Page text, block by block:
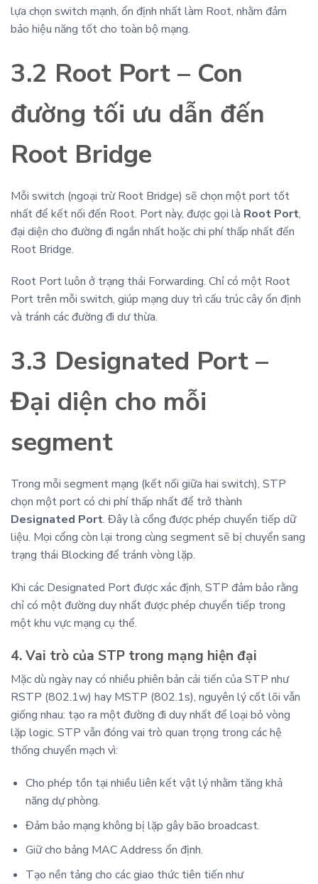
lựa chọn switch mạnh, ổn định nhất làm Root, nhằm đảm
bảo hiệu năng tốt cho toàn bộ mạng.
3.2 Root Port – Con
đường tối ưu dẫn đến
Root Bridge
Mỗi switch (ngoại trừ Root Bridge) sẽ chọn một port tốt
nhất để kết nối đến Root. Port này, được gọi là Root Port,
đại diện cho đường đi ngắn nhất hoặc chi phí thấp nhất đến
Root Bridge.
Root Port luôn ở trạng thái Forwarding. Chỉ có một Root
Port trên mỗi switch, giúp mạng duy trì cấu trúc cây ổn định
và tránh các đường đi dư thừa.
3.3 Designated Port –
Đại diện cho mỗi
segment
Trong mỗi segment mạng (kết nối giữa hai switch), STP
chọn một port có chi phí thấp nhất để trở thành
Designated Port. Đây là cổng được phép chuyển tiếp dữ
liệu. Mọi cổng còn lại trong cùng segment sẽ bị chuyển sang
trạng thái Blocking để tránh vòng lặp.
Khi các Designated Port được xác định, STP đảm bảo rằng
chỉ có một đường duy nhất được phép chuyển tiếp trong
một khu vực mạng cụ thể.
4. Vai trò của STP trong mạng hiện đại
Mặc dù ngày nay có nhiều phiên bản cải tiến của STP như
RSTP (802.1w) hay MSTP (802.1s), nguyên lý cốt lõi vẫn
giống nhau: tạo ra một đường đi duy nhất để loại bỏ vòng
lặp logic. STP vẫn đóng vai trò quan trọng trong các hệ
thống chuyển mạch vì:
Cho phép tồn tại nhiều liên kết vật lý nhằm tăng khả
năng dự phòng.
Đảm bảo mạng không bị lặp gây bão broadcast.
Giữ cho bảng MAC Address ổn định.
Tạo nền tảng cho các giao thức tiên tiến như